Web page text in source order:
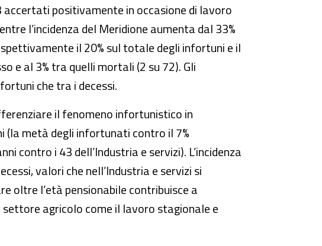
positivamente in occasione di lavoro
l’incidenza del Meridione aumenta dal 33%
il 20% sul totale degli infortuni e il
e al 3% tra quelli mortali (2 su 72). Gli
che tra i decessi.
il fenomeno infortunistico in
metà degli infortunati contro il 7%
contro i 43 dell’Industria e servizi). L’incidenza
valori che nell’Industria e servizi si
oltre l’età pensionabile contribuisce a
agricolo come il lavoro stagionale e